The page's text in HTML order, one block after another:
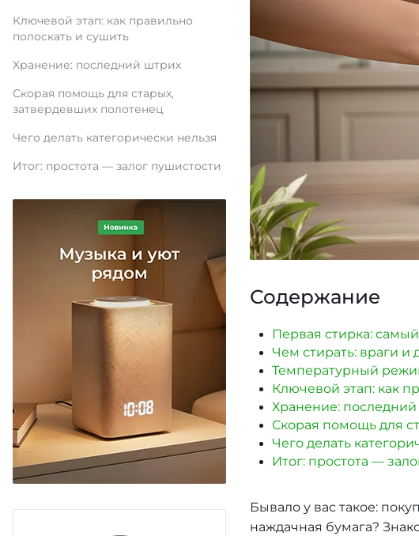
Содержание
Первая стирка:
Чем стирать: враги и
Температурный
Ключевой этап: как
Хранение:
Скорая помощь для
Чего делать
Итог: простота —
Бывало у вас такое:
наждачная бумага?
Ключевой этап: как правильно
полоскать и сушить
Хранение: последний штрих
Скорая помощь для старых,
затвердевших полотенец
Чего делать категорически нельзя
Итог: простота — залог пушистости